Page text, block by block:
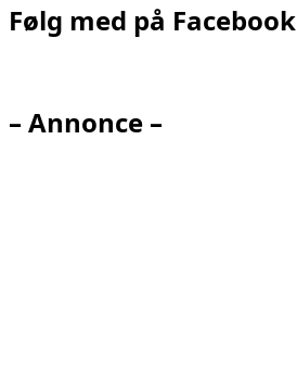
Følg med på Facebook
– Annonce –